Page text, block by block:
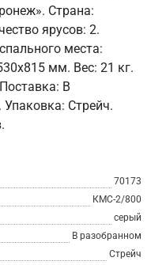
Страна:
ярусов: 2.
места:
мм. Вес: 21 кг.
В
Стрейч.
70173
КМС-2/800
серый
В разобранном
Стрейч